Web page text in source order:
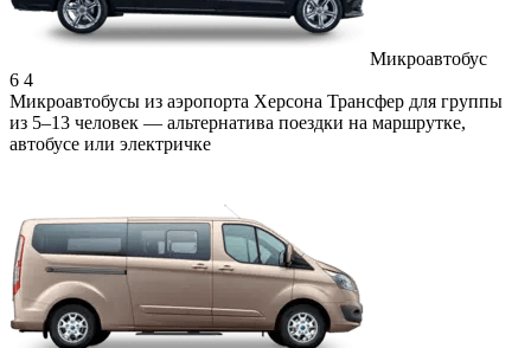
Микроавтобус
6 4
Микроавтобусы из аэропорта Херсона Трансфер для группы
из 5–13 человек — альтернатива поездки на маршрутке,
автобусе или электричке